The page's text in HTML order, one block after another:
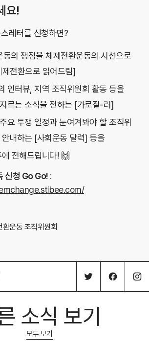
요!
레터를 신청하면?
의 쟁점을 체제전환운동의 시선으로
전환으로 읽어드림]
인터뷰, 지역 조직위원회 활동 등을
르는 소식을 전하는 [가로질-러]
요 투쟁 일정과 눈여겨봐야 할 조직위
내하는 [사회운동 달력] 등을
전해드립니다! 🙌
신청 Go Go! :
환운동 조직위원회
소식 보기
모두 보기